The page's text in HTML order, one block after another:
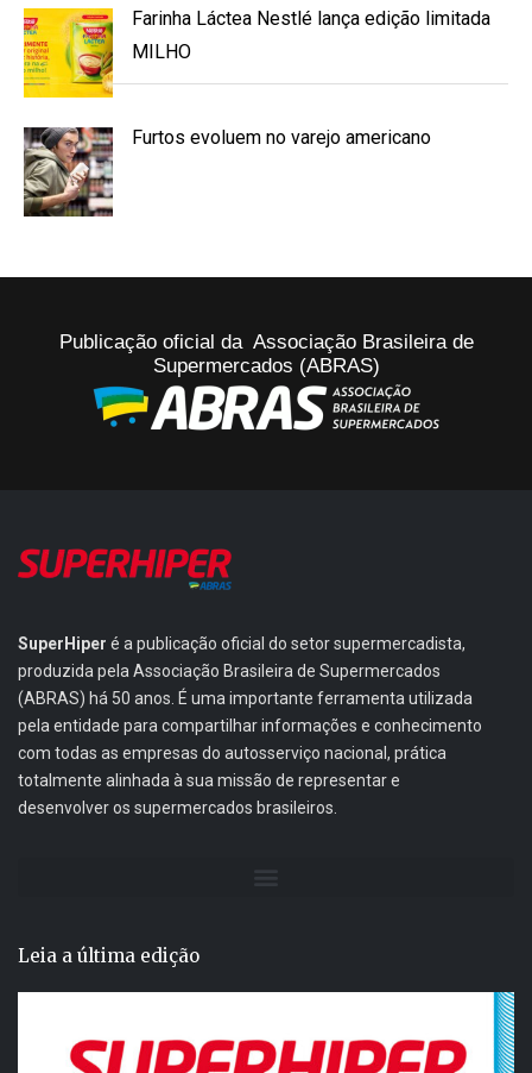
Farinha Láctea Nestlé lança edição limitada
MILHO
Furtos evoluem no varejo americano
Publicação oficial da Associação Brasileira de
Supermercados (ABRAS)
SuperHiper é a publicação oficial do setor supermercadista,
produzida pela Associação Brasileira de Supermercados
(ABRAS) há 50 anos. É uma importante ferramenta utilizada
pela entidade para compartilhar informações e conhecimento
com todas as empresas do autosserviço nacional, prática
totalmente alinhada à sua missão de representar e
desenvolver os supermercados brasileiros.
Leia a última edição